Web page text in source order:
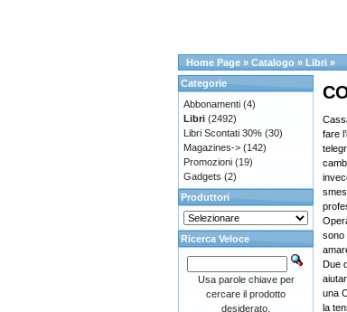
Home Page » Catalogo » Libri »
fare
sono
Due
una
la
Categorie
Abbonamenti (4)
Libri (2492)
Libri Scontati 30% (30)
Magazines-> (142)
Promozioni (19)
Gadgets (2)
Produttori
Ricerca Veloce
Usa parole chiave per
cercare il prodotto
desiderato.